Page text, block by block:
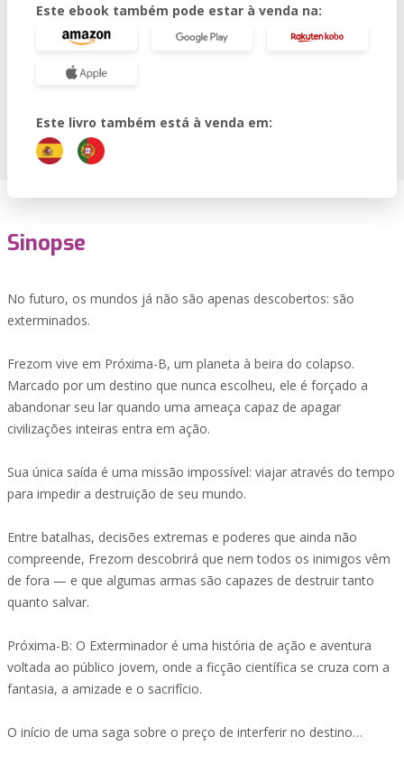
Este ebook também pode estar à venda na:
Este livro também está à venda em:
Sinopse
No futuro, os mundos já não são apenas descobertos: são
exterminados.
Frezom vive em Próxima-B, um planeta à beira do colapso.
Marcado por um destino que nunca escolheu, ele é forçado a
abandonar seu lar quando uma ameaça capaz de apagar
civilizações inteiras entra em ação.
Sua única saída é uma missão impossível: viajar através do tempo
para impedir a destruição de seu mundo.
Entre batalhas, decisões extremas e poderes que ainda não
compreende, Frezom descobrirá que nem todos os inimigos vêm
de fora — e que algumas armas são capazes de destruir tanto
quanto salvar.
Próxima-B: O Exterminador é uma história de ação e aventura
voltada ao público jovem, onde a ficção científica se cruza com a
fantasia, a amizade e o sacrifício.
O início de uma saga sobre o preço de interferir no destino…